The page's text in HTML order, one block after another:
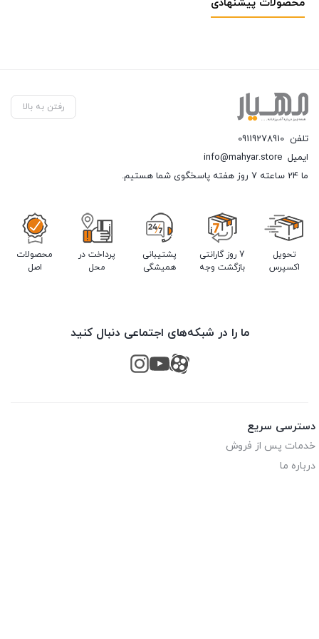
محصولات پیشنهادی
رفتن به بالا
تلفن 09119278910
ایمیل info@mahyar.store
ما 24 ساعته 7 روز هفته پاسخگوی شما هستیم.
تحویل
اکسپرس
7 روز گارانتی
بازگشت وجه
پشتیبانی
همیشگی
پرداخت در
محل
محصولات
اصل
ما را در شبکه‌های اجتماعی دنبال کنید
دسترسی سریع
خدمات پس از فروش
درباره ما